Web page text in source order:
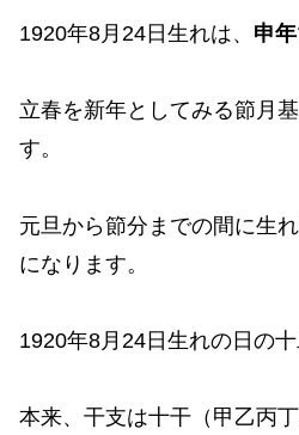
1920年8月24日生れは、 申年
立春を新年としてみる節月基
す。
元旦から節分までの間に生
になります。
1920年8月24日生れの日の十
本来、干支は十干（甲乙丙